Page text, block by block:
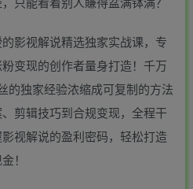
影视解说精选独家实战课，专
变现的创作者量身打造！千万
的独家经验浓缩成可复制的方法
剪辑技巧到合规变现，全程干
视解说的盈利密码，轻松打造
！